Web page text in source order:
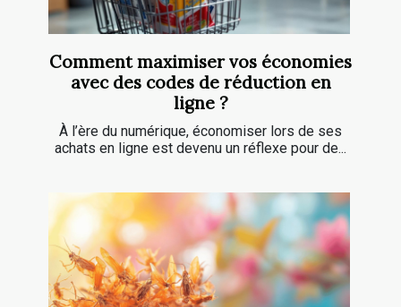
Comment maximiser vos économies
avec des codes de réduction en
ligne ?
À l’ère du numérique, économiser lors de ses
achats en ligne est devenu un réflexe pour de...